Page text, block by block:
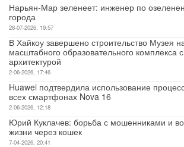
Нарьян-Мар зеленеет: инженер по
города
28-07-2026, 19:57
В Хайкоу завершено строительство Музея
масштабного образовательного комплекса
архитектурой
2-06-2026, 17:46
Huawei подтвердила использование
всех смартфонах Nova 16
2-06-2026, 12:18
Юрий Куклачев: борьба с мошенниками и
жизни через кошек
7-04-2026, 20:41